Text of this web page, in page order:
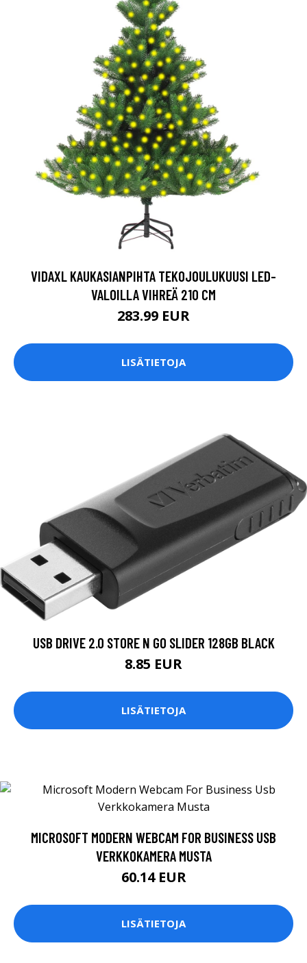
VIDAXL KAUKASIANPIHTA TEKOJOULUKUUSI LED-
VALOILLA VIHREÄ 210 CM
283.99 EUR
LISÄTIETOJA
USB DRIVE 2.0 STORE N GO SLIDER 128GB BLACK
8.85 EUR
LISÄTIETOJA
MICROSOFT MODERN WEBCAM FOR BUSINESS USB
VERKKOKAMERA MUSTA
60.14 EUR
LISÄTIETOJA